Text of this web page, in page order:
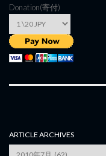
Donation(寄付)
ARTICLE ARCHIVES
Article